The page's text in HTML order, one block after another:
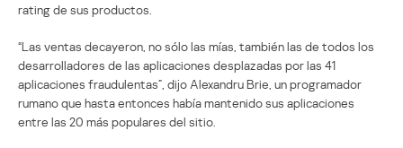
rating de sus productos.
“Las ventas decayeron, no sólo las mías, también las de todos los
desarrolladores de las aplicaciones desplazadas por las 41
aplicaciones fraudulentas”, dijo Alexandru Brie, un programador
rumano que hasta entonces había mantenido sus aplicaciones
entre las 20 más populares del sitio.